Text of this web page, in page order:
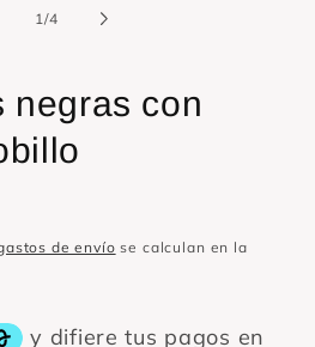
1/de
4
negras con
de envío se calculan en la